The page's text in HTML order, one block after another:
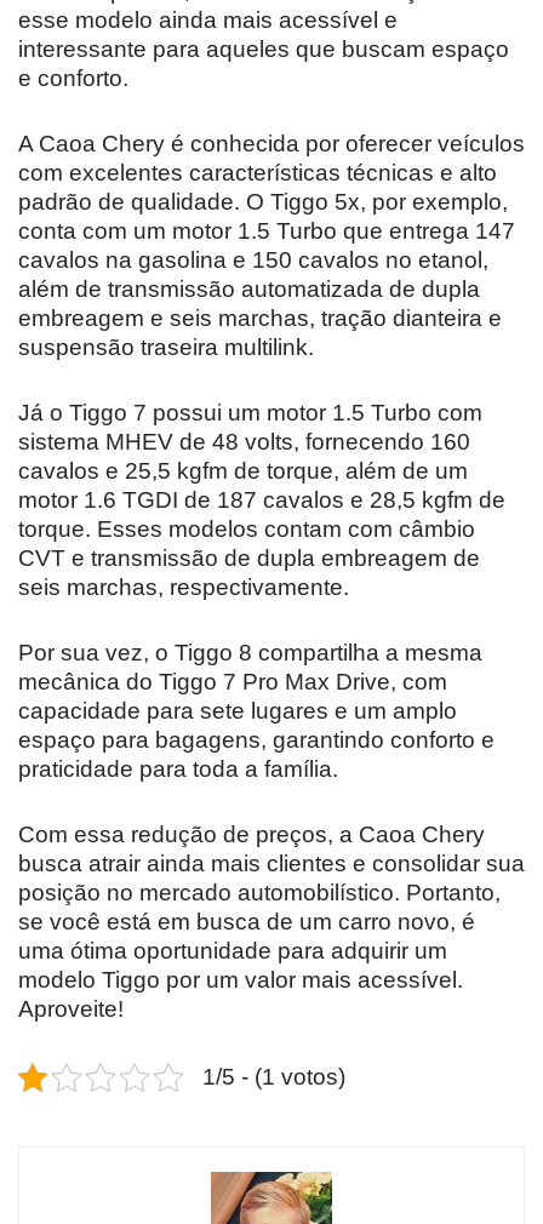
esse modelo ainda mais acessível e
interessante para aqueles que buscam espaço
e conforto.
A Caoa Chery é conhecida por oferecer veículos
com excelentes características técnicas e alto
padrão de qualidade. O Tiggo 5x, por exemplo,
conta com um motor 1.5 Turbo que entrega 147
cavalos na gasolina e 150 cavalos no etanol,
além de transmissão automatizada de dupla
embreagem e seis marchas, tração dianteira e
suspensão traseira multilink.
Já o Tiggo 7 possui um motor 1.5 Turbo com
sistema MHEV de 48 volts, fornecendo 160
cavalos e 25,5 kgfm de torque, além de um
motor 1.6 TGDI de 187 cavalos e 28,5 kgfm de
torque. Esses modelos contam com câmbio
CVT e transmissão de dupla embreagem de
seis marchas, respectivamente.
Por sua vez, o Tiggo 8 compartilha a mesma
mecânica do Tiggo 7 Pro Max Drive, com
capacidade para sete lugares e um amplo
espaço para bagagens, garantindo conforto e
praticidade para toda a família.
Com essa redução de preços, a Caoa Chery
busca atrair ainda mais clientes e consolidar sua
posição no mercado automobilístico. Portanto,
se você está em busca de um carro novo, é
uma ótima oportunidade para adquirir um
modelo Tiggo por um valor mais acessível.
Aproveite!
1/5 - (1 votos)